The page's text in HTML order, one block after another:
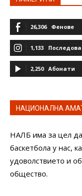
26,306 Фенове
1,133
2,250 Абонати
НАЦИОНАЛНА
НАЛБ има за цел
баскетбола у нас,
удоволствието и
общество.